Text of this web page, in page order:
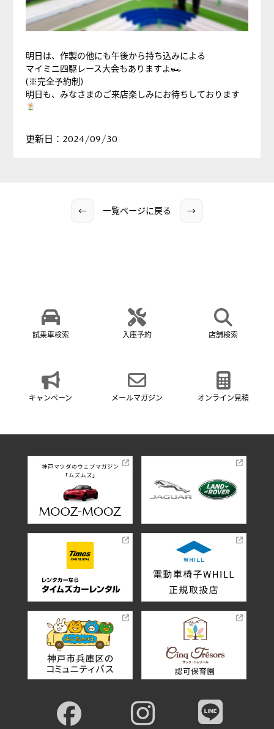
明日は、作製の他にも午後から持ち込みによる
マイミニ四駆レース大会もありますよ🏎
(※完全予約制)
明日も、みなさまのご来店楽しみにお待ちしております
更新日：2024/09/30
← 一覧ページに戻る →
試乗車検索 入庫予約 店舗検索
キャンペーン メールマガジン オンライン見積